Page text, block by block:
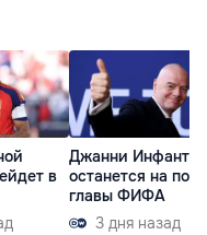
в
Джанни
останется на
главы ФИФА
3 дня назад